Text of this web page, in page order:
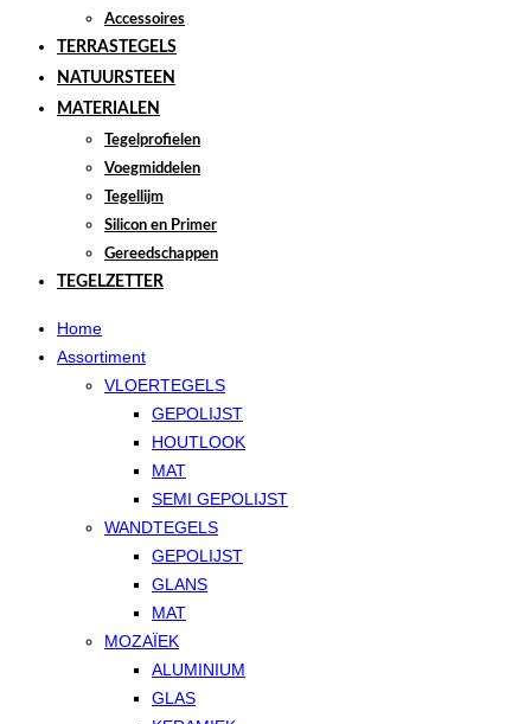
Accessoires
TERRASTEGELS
NATUURSTEEN
MATERIALEN
Tegelprofielen
Voegmiddelen
Tegellijm
Silicon en Primer
Gereedschappen
TEGELZETTER
Home
Assortiment
VLOERTEGELS
GEPOLIJST
HOUTLOOK
MAT
SEMI GEPOLIJST
WANDTEGELS
GEPOLIJST
GLANS
MAT
MOZAÏEK
ALUMINIUM
GLAS